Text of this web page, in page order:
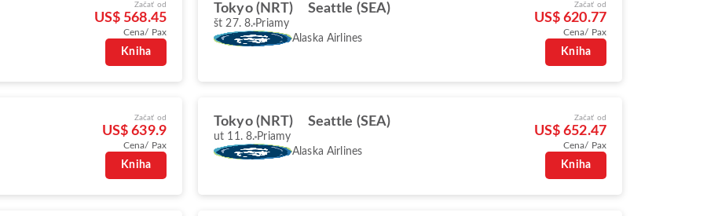
Začať od
US$ 568.45
Cena/ Pax
Kniha
Tokyo (NRT) Seattle (SEA)
št 27. 8. Priamy
Alaska Airlines
Začať od
US$ 620.77
Cena/ Pax
Kniha
Začať od
US$ 639.9
Cena/ Pax
Kniha
Tokyo (NRT) Seattle (SEA)
ut 11. 8. Priamy
Alaska Airlines
Začať od
US$ 652.47
Cena/ Pax
Kniha